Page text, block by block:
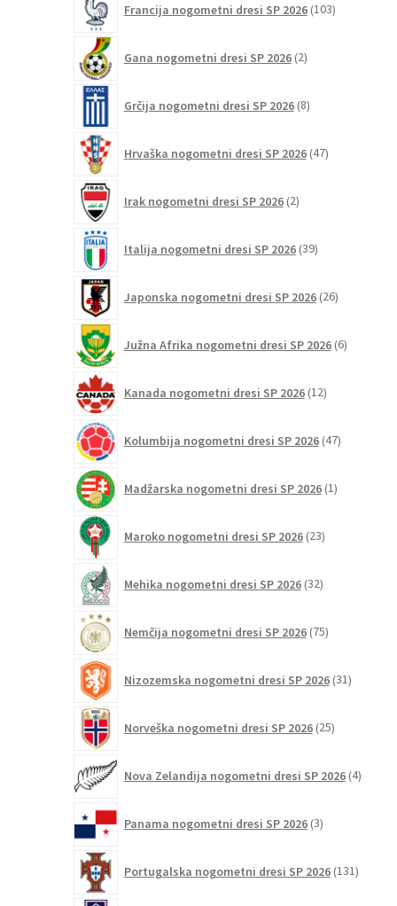
Francija nogometni dresi SP 2026 103izdelki
Gana nogometni dresi SP 2026 2izdelka
Grčija nogometni dresi SP 2026 8izdelkov
Hrvaška nogometni dresi SP 2026 47izdelkov
Irak nogometni dresi SP 2026 2izdelka
Italija nogometni dresi SP 2026 39izdelkov
Japonska nogometni dresi SP 2026 26izdelkov
Južna Afrika nogometni dresi SP 2026 6izdelkov
Kanada nogometni dresi SP 2026 12izdelkov
Kolumbija nogometni dresi SP 2026 47izdelkov
Madžarska nogometni dresi SP 2026 1izdelek
Maroko nogometni dresi SP 2026 23izdelkov
Mehika nogometni dresi SP 2026 32izdelkov
Nemčija nogometni dresi SP 2026 75izdelkov
Nizozemska nogometni dresi SP 2026 31izdelkov
Norveška nogometni dresi SP 2026 25izdelkov
Nova Zelandija nogometni dresi SP 2026 4izdelki
Panama nogometni dresi SP 2026 3izdelki
Portugalska nogometni dresi SP 2026 131